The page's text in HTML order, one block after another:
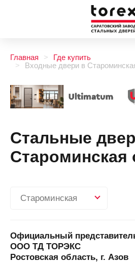
Главная
Где купить
Входные двери в
Стальные
Староминская
Староминская
Официальный
ООО ТД ТОРЭКС
Ростовская область, г. Азов